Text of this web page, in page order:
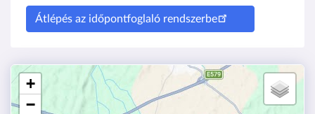
Átlépés az időpontfoglaló rendszerbe
+
−